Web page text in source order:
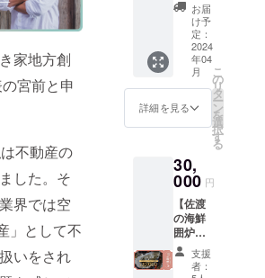
家地方創
宮前と申
不動産の
した。そ
界では空
」として不
いをされ
の進
捗、今
後のイ
ベント
情報な
どを共
有させ
ていた
4月中の
実施を
予定
し、
2024年
2月中に
詳細を
ご連絡
ルなど
で工事
の進
捗、今
後のイ
ベント
情報な
どを共
漫館の
宿泊1泊
分(素泊
まり)の
権利で
す ※1 ●
佐渡地
域のお
すすめ
飲食店
クーポ
ン付き
(有効期
限：発
行日か
ら6ヶ月
内) ●
オープ
お届
け予
定：
2024
年04
月
詳細を見る
こ
の
リ
タ
ー
ン
を
選
択
す
る
30,
000 円
【佐渡
の海鮮
囲炉裏
ディ
ナー付
支援
者：